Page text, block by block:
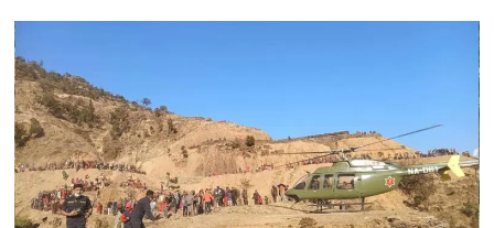
विज्ञान
प्रविधि
खेलकुद
अन्य